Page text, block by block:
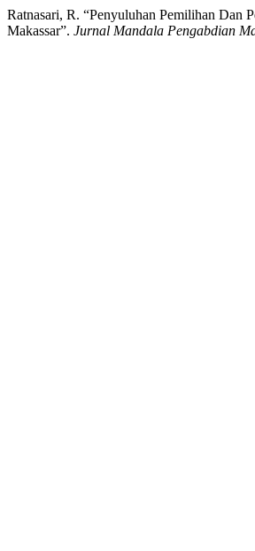
Ratnasari, R. “Penyuluhan Pemilihan Dan
Makassar”. Jurnal Mandala Pengabdian